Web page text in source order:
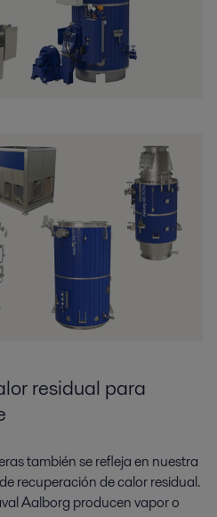
residual para
también se refleja en nuestra
recuperación de calor residual.
Aalborg producen vapor o